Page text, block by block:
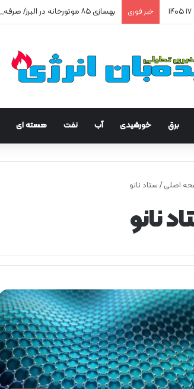
خبر فوری بهسازی ۸۵ موتورخانه در البرز/ صرفه‌جویی ۲۵۰ هزار مترمکعبی گاز در سه ماه
برق خورشیدی آب نفت هسته ای
اصلی / ستاد نانو
نانو